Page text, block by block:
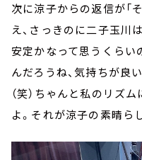
次に涼子からの返信が「そ
え、さっきのに二子玉川
安定かなって思うくらい
んだろうね、気持ちが良
（笑）ちゃんと私のリズ
よ。それが涼子の素晴ら